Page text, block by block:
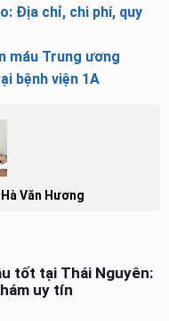
Địa chỉ, chi phí, quy
máu Trung ương
bệnh viện 1A
Văn Hương
tốt tại Thái Nguyên:
uy tín